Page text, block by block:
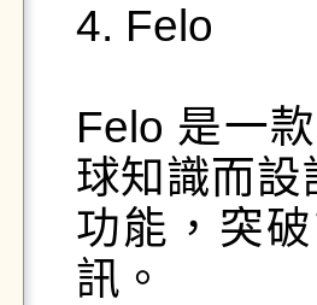
4. Felo
Felo 是一
球知識而設
功能，突
訊。